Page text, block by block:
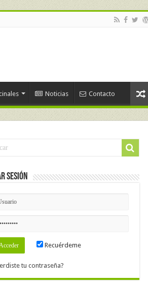
Noticias Contacto
Sesión
Recuérdeme
tu contraseña?